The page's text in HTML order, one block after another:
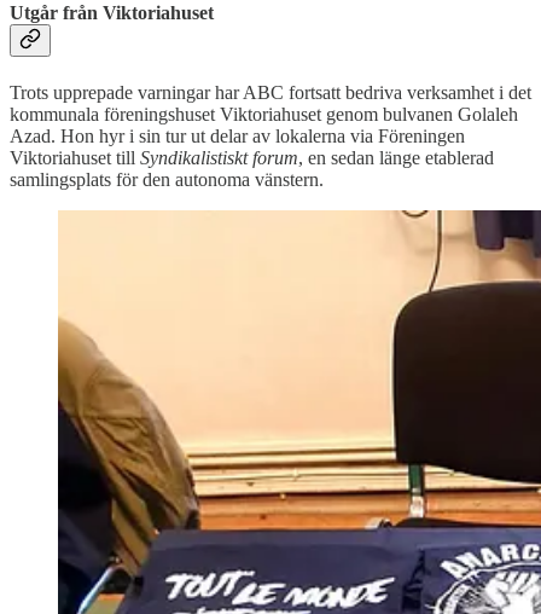
Utgår från Viktoriahuset
Trots upprepade varningar har ABC fortsatt bedriva verksamhet i det
kommunala föreningshuset Viktoriahuset genom bulvanen Golaleh
Azad. Hon hyr i sin tur ut delar av lokalerna via Föreningen
Viktoriahuset till Syndikalistiskt forum, en sedan länge etablerad
samlingsplats för den autonoma vänstern.